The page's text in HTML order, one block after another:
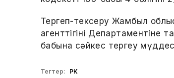
Тергеп-тексеру Жамбыл
агенттігінің
бабына сәйкес тергеу
Тегтер: РК